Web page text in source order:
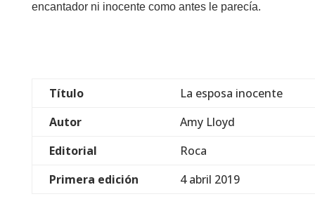
encantador ni inocente como antes le parecía.
Título
La esposa inocente
Autor
Amy Lloyd
Editorial
Roca
Primera edición
4 abril 2019